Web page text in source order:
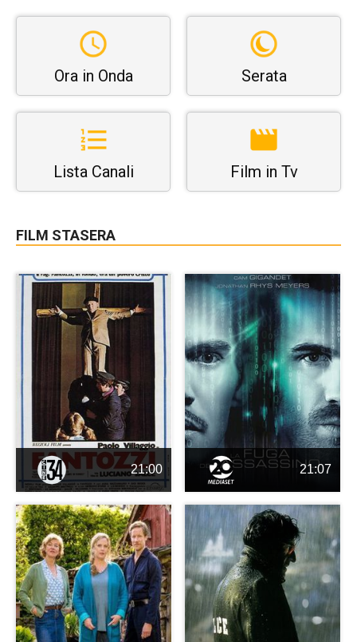
Ora in Onda Serata
Lista Canali Film in Tv
FILM STASERA
21:00 21:07